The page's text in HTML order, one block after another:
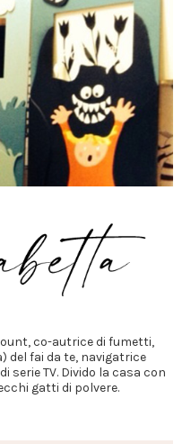
co-autrice di fumetti,
fai da te, navigatrice
serie TV. Divido la casa con
gatti di polvere.